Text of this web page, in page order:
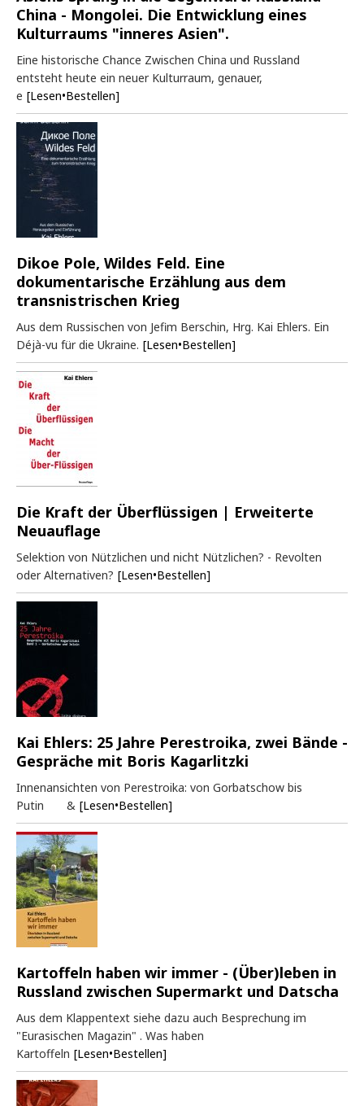
China - Mongolei. Die Entwicklung eines
Kulturraums "inneres Asien".
Eine historische Chance Zwischen China und Russland
entsteht heute ein neuer Kulturraum, genauer,
e [Lesen•Bestellen]
Dikoe Pole, Wildes Feld. Eine
dokumentarische Erzählung aus dem
transnistrischen Krieg
Aus dem Russischen von Jefim Berschin, Hrg. Kai Ehlers. Ein
Déjà-vu für die Ukraine. [Lesen•Bestellen]
Die Kraft der Überflüssigen | Erweiterte
Neuauflage
Selektion von Nützlichen und nicht Nützlichen? - Revolten
oder Alternativen? [Lesen•Bestellen]
Kai Ehlers: 25 Jahre Perestroika, zwei Bände -
Gespräche mit Boris Kagarlitzki
Innenansichten von Perestroika: von Gorbatschow bis
Putin & [Lesen•Bestellen]
Kartoffeln haben wir immer - (Über)leben in
Russland zwischen Supermarkt und Datscha
Aus dem Klappentext siehe dazu auch Besprechung im
"Eurasischen Magazin" . Was haben
Kartoffeln [Lesen•Bestellen]